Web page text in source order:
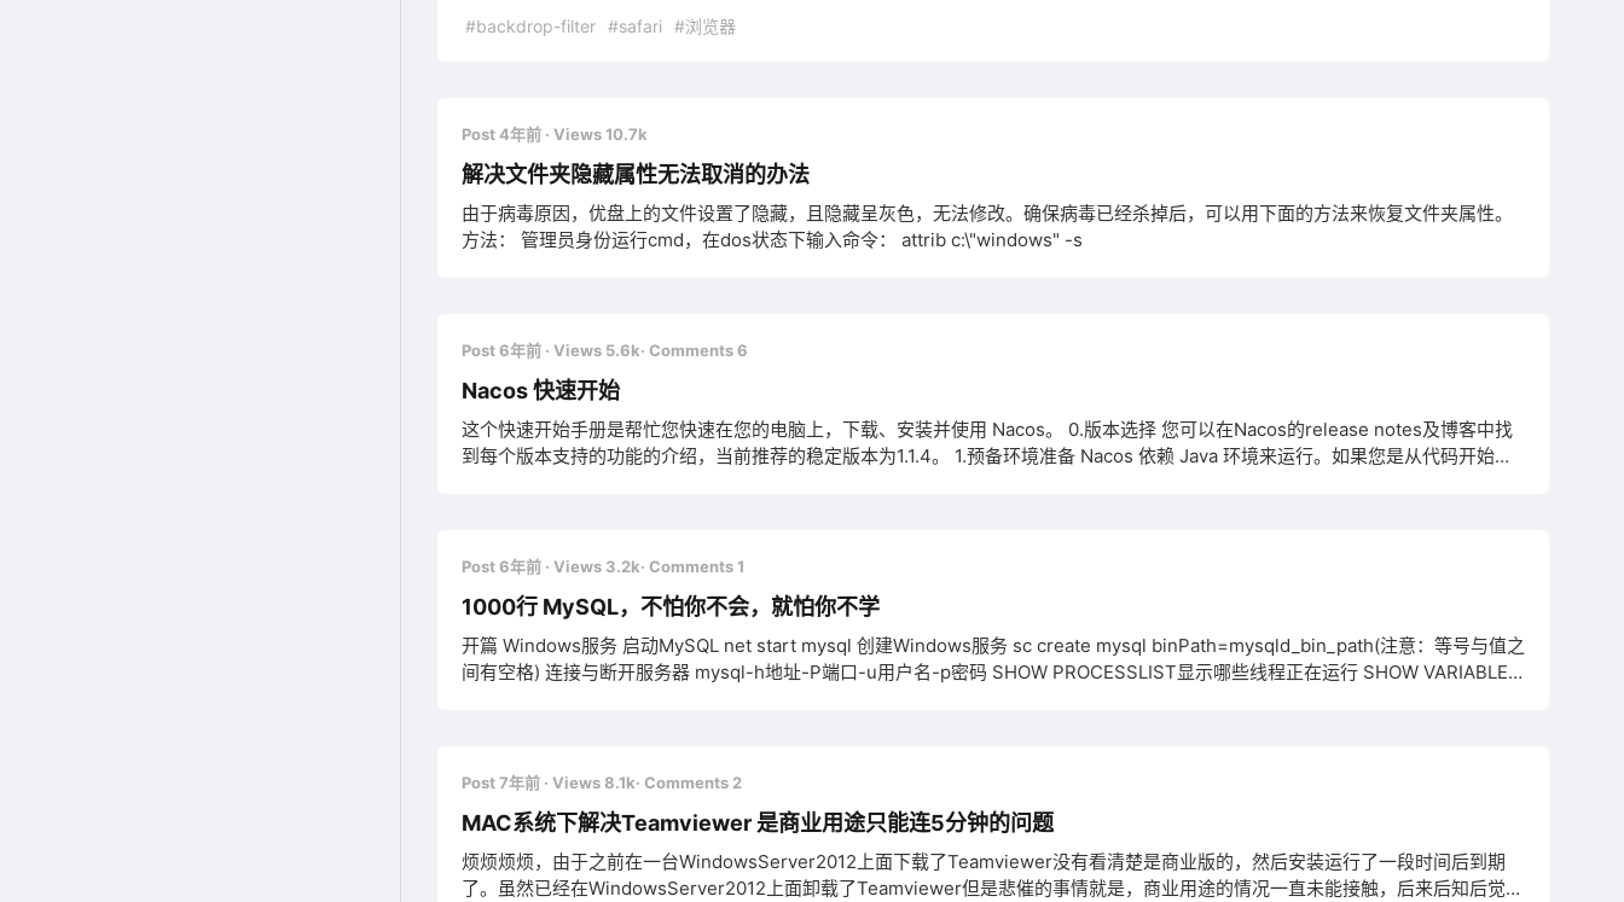
#backdrop-filter #safari #浏览器
Post 4年前 · Views 10.7k
解决文件夹隐藏属性无法取消的办法
由于病毒原因，优盘上的文件设置了隐藏，且隐藏呈灰色，无法修改。确保病毒已经杀掉后，可以用下面的方法来恢复文件夹属性。
方法： 管理员身份运行cmd，在dos状态下输入命令： attrib c:\"windows" -s
Post 6年前 · Views 5.6k· Comments 6
Nacos 快速开始
这个快速开始手册是帮忙您快速在您的电脑上，下载、安装并使用 Nacos。 0.版本选择 您可以在Nacos的release notes及博客中找
到每个版本支持的功能的介绍，当前推荐的稳定版本为1.1.4。 1.预备环境准备 Nacos 依赖 Java 环境来运行。如果您是从代码开始构
Post 6年前 · Views 3.2k· Comments 1
1000行 MySQL，不怕你不会，就怕你不学
开篇 Windows服务 启动MySQL net start mysql 创建Windows服务 sc create mysql binPath=mysqld_bin_path(注意：等号与值之
间有空格) 连接与断开服务器 mysql-h地址-P端口-u用户名-p密码 SHOW PROCESSLIST显示哪些线程正在运行 SHOW VARIABLES
Post 7年前 · Views 8.1k· Comments 2
MAC系统下解决Teamviewer 是商业用途只能连5分钟的问题
烦烦烦烦，由于之前在一台WindowsServer2012上面下载了Teamviewer没有看清楚是商业版的，然后安装运行了一段时间后到期
了。虽然已经在WindowsServer2012上面卸载了Teamviewer但是悲催的事情就是，商业用途的情况一直未能接触，后来后知后觉才